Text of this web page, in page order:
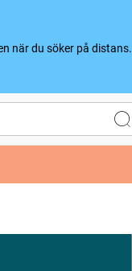
när du söker på distans.